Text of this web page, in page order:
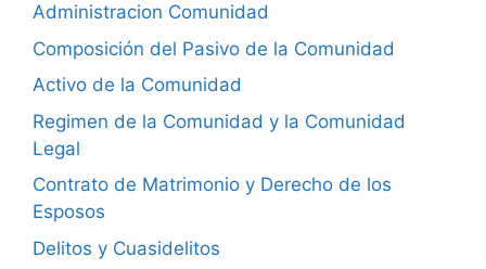
Administracion Comunidad
Composición del Pasivo de la Comunidad
Activo de la Comunidad
Regimen de la Comunidad y la Comunidad
Legal
Contrato de Matrimonio y Derecho de los
Esposos
Delitos y Cuasidelitos